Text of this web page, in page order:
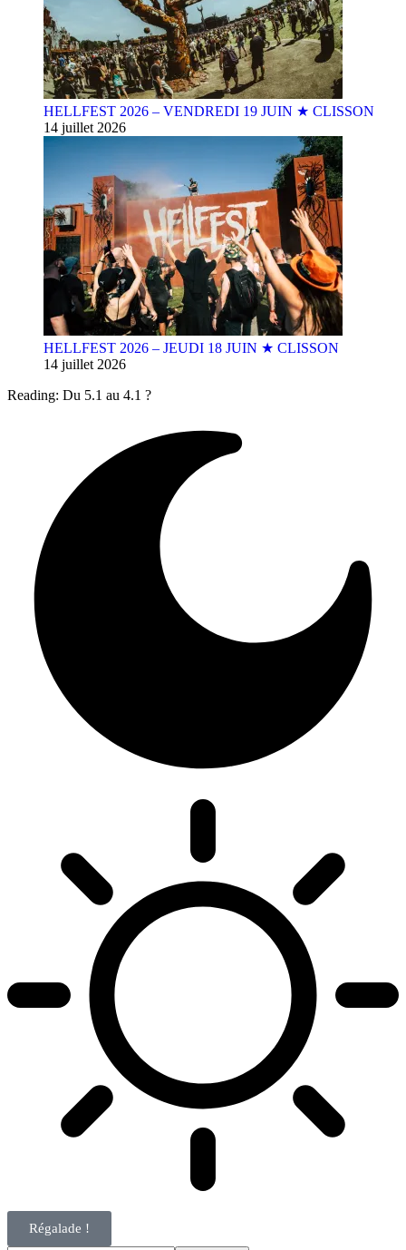
HELLFEST 2026 – VENDREDI 19 JUIN ★ CLISSON
14 juillet 2026
HELLFEST 2026 – JEUDI 18 JUIN ★ CLISSON
14 juillet 2026
Reading: Du 5.1 au 4.1 ?
Régalade !